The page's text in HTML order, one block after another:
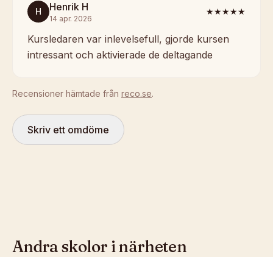
H Henrik H
14 apr. 2026
★★★★★
Kursledaren var inlevelsefull, gjorde kursen
intressant och aktivierade de deltagande
Recensioner hämtade från reco.se.
Skriv ett omdöme
Andra skolor i närheten